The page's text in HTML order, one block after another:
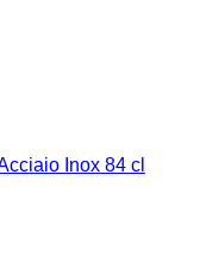
Inox 84 cl